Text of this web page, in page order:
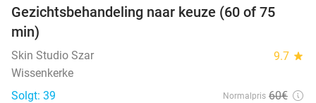
52%
Gezichtsbehandeling naar keuze (60 of 75
min)
Skin Studio Szar 9.7 star
Wissenkerke
Solgt: 39
Normalpris 60€